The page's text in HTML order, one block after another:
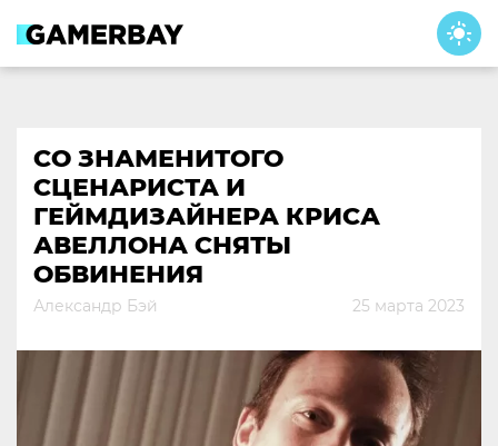
content
СО ЗНАМЕНИТОГО
СЦЕНАРИСТА И
ГЕЙМДИЗАЙНЕРА КРИСА
АВЕЛЛОНА СНЯТЫ
ОБВИНЕНИЯ
Александр Бэй 25 марта 2023